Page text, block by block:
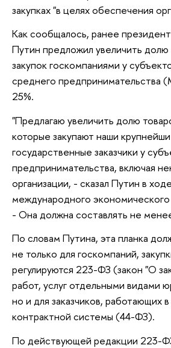
закупках "в целях обеспечения
Как сообщалось, ранее
Путин предложил увеличить долю
закупок госкомпаниями у
среднего
25%.
"Предлагаю увеличить долю
которые закупают наши
государственные заказчики у
предпринимательства, включая
организации, - сказал Путин в
международного
- Она должна составлять не
По словам Путина, эта планка
не только для госкомпаний,
регулируются 223-ФЗ (закон "О
работ, услуг отдельными видами
но и для заказчиков, работающих
контрактной системы (44-ФЗ).
По действующей редакции 223-